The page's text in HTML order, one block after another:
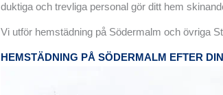
duktiga och trevliga personal gör ditt hem
Vi utför hemstädning på Södermalm och övriga
HEMSTÄDNING PÅ SÖDERMALM EFTER